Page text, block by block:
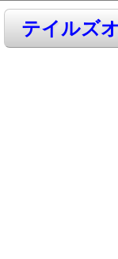
テイルズ